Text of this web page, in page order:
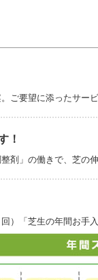
ご要望に添ったサー
！
剤」の働きで、芝の伸
）「芝生の年間お手